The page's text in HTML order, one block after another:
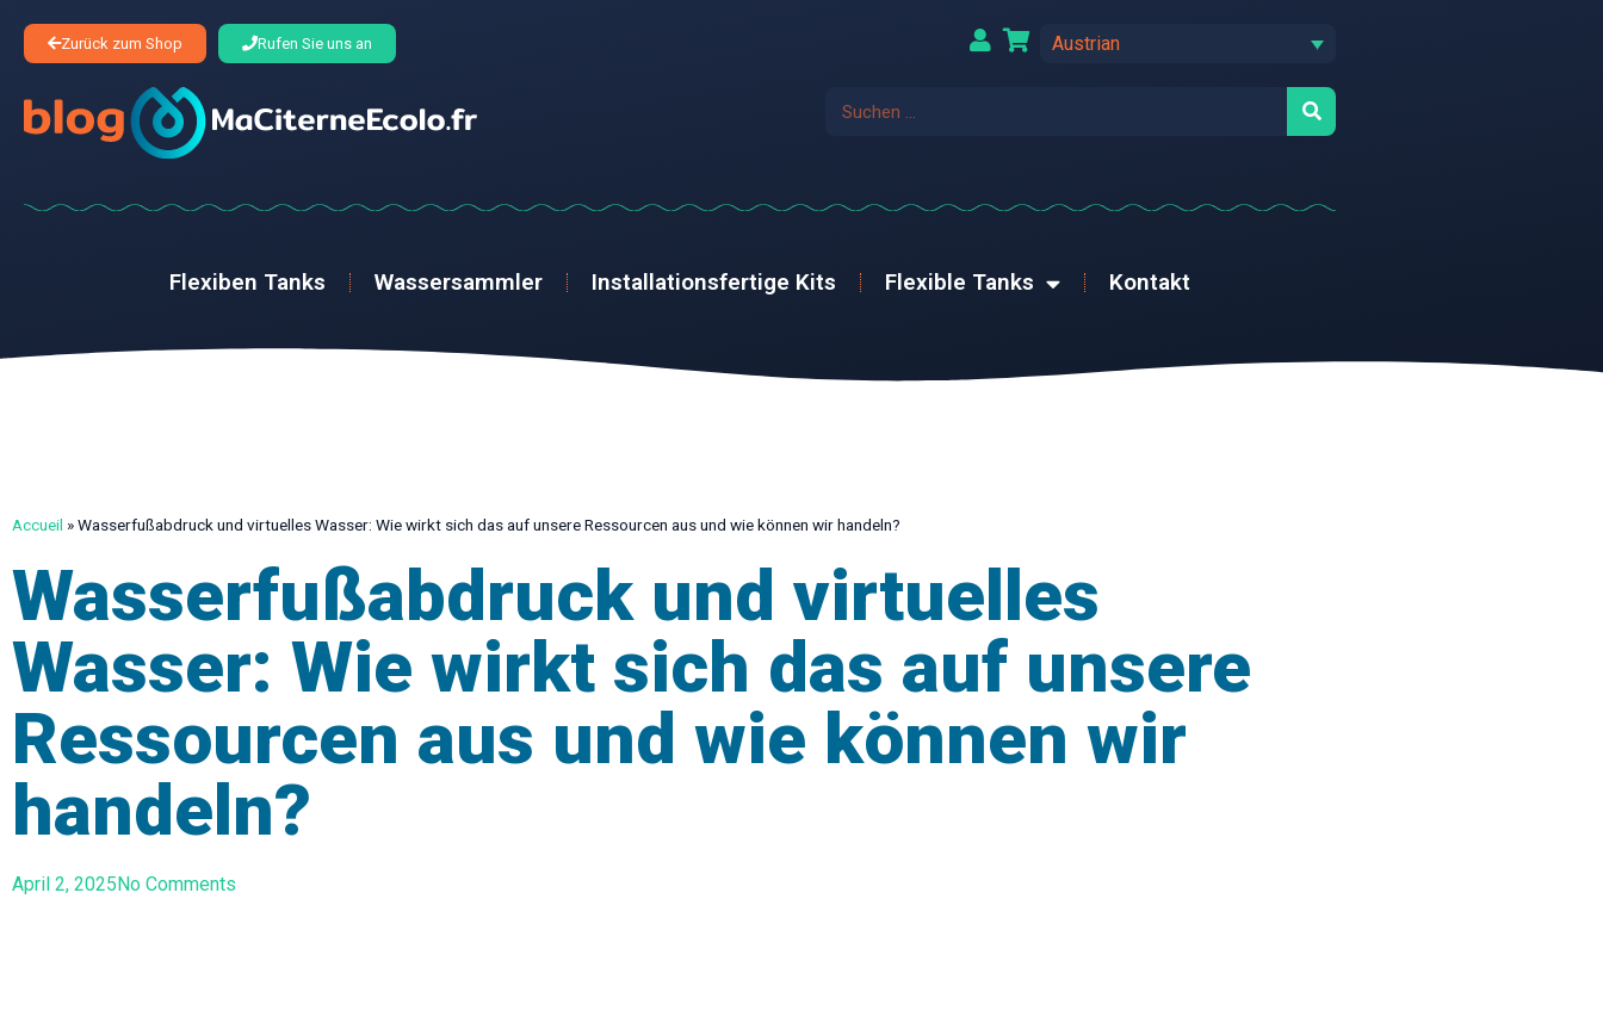
Zurück zum Shop Rufen Sie uns an Austrian
Flexiben Tanks Wassersammler Installationsfertige Kits Flexible Tanks Kontakt
Accueil »Wasserfußabdruck und virtuelles Wasser: Wie wirkt sich das auf unsere Ressourcen aus und wie können wir handeln?
Wasserfußabdruck und virtuelles
Wasser: Wie wirkt sich das auf unsere
Ressourcen aus und wie können wir
handeln?
April 2, 2025No Comments